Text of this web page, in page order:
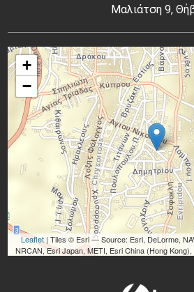
+
−
Leaflet | Tiles © Esri — Source: Esri, DeLorme,
NRCAN, Esri Japan, METI, Esri China (Hong
Μαλιάτση 9,